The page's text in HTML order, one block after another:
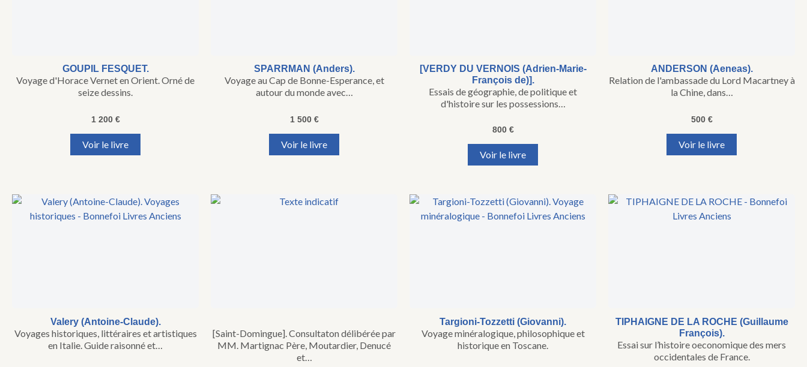
GOUPIL FESQUET.
Voyage d'Horace Vernet en Orient. Orné de
seize dessins.
1 200 €
Voir le livre
SPARRMAN (Anders).
Voyage au Cap de Bonne-Esperance, et
autour du monde avec…
1 500 €
Voir le livre
[VERDY DU VERNOIS (Adrien-Marie-
François de)].
Essais de géographie, de politique et
d'histoire sur les possessions…
800 €
Voir le livre
ANDERSON (Aeneas).
Relation de l'ambassade du Lord Macartney à
la Chine, dans…
500 €
Voir le livre
Valery (Antoine-Claude).
Voyages historiques, littéraires et artistiques
en Italie. Guide raisonné et…
[Saint-Domingue]. Consultaton délibérée par
MM. Martignac Père, Moutardier, Denucé
et…
Targioni-Tozzetti (Giovanni).
Voyage minéralogique, philosophique et
historique en Toscane.
TIPHAIGNE DE LA ROCHE (Guillaume
François).
Essai sur l’histoire oeconomique des mers
occidentales de France.